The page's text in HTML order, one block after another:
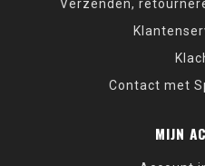
Verzenden,
Contact met
MIJN